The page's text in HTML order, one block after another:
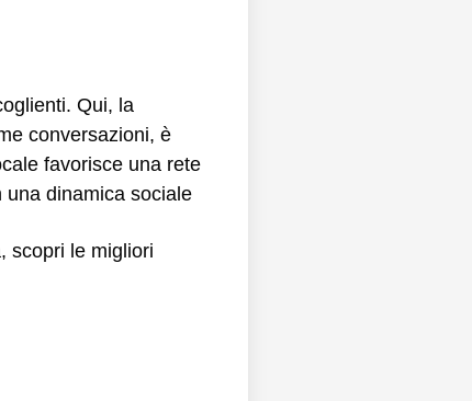
Qui, la
conversazioni, è
favorisce una rete
dinamica sociale
scopri le migliori